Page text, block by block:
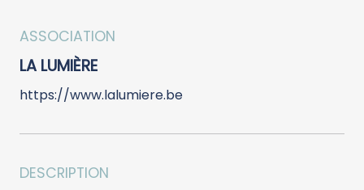
ASSOCIATION
LA LUMIÈRE
https://www.lalumiere.be
DESCRIPTION